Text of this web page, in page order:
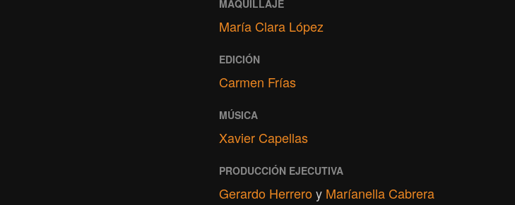
MAQUILLAJE
María Clara López
EDICIÓN
Carmen Frías
MÚSICA
Xavier Capellas
PRODUCCIÓN EJECUTIVA
Gerardo Herreroy Maríanella Cabrera